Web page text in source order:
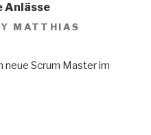
Anlässe
MATTHIAS
neue Scrum Master im